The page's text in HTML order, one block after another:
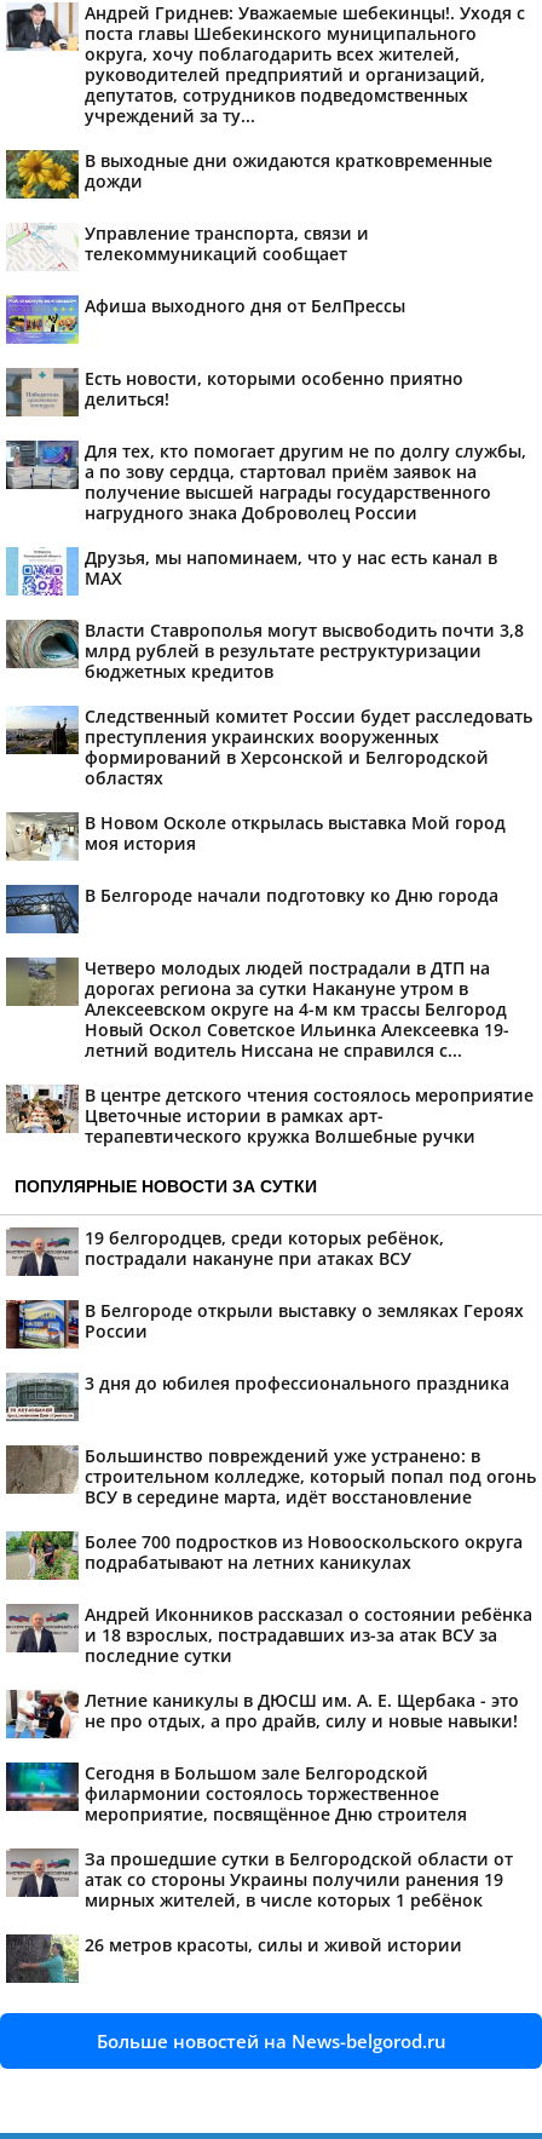
Андрей Гриднев: Уважаемые шебекинцы!. Уходя с
поста главы Шебекинского муниципального
округа, хочу поблагодарить всех жителей,
руководителей предприятий и организаций,
депутатов, сотрудников подведомственных
учреждений за ту...
В выходные дни ожидаются кратковременные
дожди
Управление транспорта, связи и
телекоммуникаций сообщает
Афиша выходного дня от БелПрессы
Есть новости, которыми особенно приятно
делиться!
Для тех, кто помогает другим не по долгу службы,
а по зову сердца, стартовал приём заявок на
получение высшей награды государственного
нагрудного знака Доброволец России
Друзья, мы напоминаем, что у нас есть канал в
МАХ
Власти Ставрополья могут высвободить почти 3,8
млрд рублей в результате реструктуризации
бюджетных кредитов
Следственный комитет России будет расследовать
преступления украинских вооруженных
формирований в Херсонской и Белгородской
областях
В Новом Осколе открылась выставка Мой город
моя история
В Белгороде начали подготовку ко Дню города
Четверо молодых людей пострадали в ДТП на
дорогах региона за сутки Накануне утром в
Алексеевском округе на 4-м км трассы Белгород
Новый Оскол Советское Ильинка Алексеевка 19-
летний водитель Ниссана не справился с...
В центре детского чтения состоялось мероприятие
Цветочные истории в рамках арт-
терапевтического кружка Волшебные ручки
ПОПУЛЯРНЫЕ НОВОСТИ ЗА СУТКИ
19 белгородцев, среди которых ребёнок,
пострадали накануне при атаках ВСУ
В Белгороде открыли выставку о земляках Героях
России
3 дня до юбилея профессионального праздника
Большинство повреждений уже устранено: в
строительном колледже, который попал под огонь
ВСУ в середине марта, идёт восстановление
Более 700 подростков из Новооскольского округа
подрабатывают на летних каникулах
Андрей Иконников рассказал о состоянии ребёнка
и 18 взрослых, пострадавших из-за атак ВСУ за
последние сутки
Летние каникулы в ДЮСШ им. А. Е. Щербака - это
не про отдых, а про драйв, силу и новые навыки!
Сегодня в Большом зале Белгородской
филармонии состоялось торжественное
мероприятие, посвящённое Дню строителя
За прошедшие сутки в Белгородской области от
атак со стороны Украины получили ранения 19
мирных жителей, в числе которых 1 ребёнок
26 метров красоты, силы и живой истории
Больше новостей на News-belgorod.ru